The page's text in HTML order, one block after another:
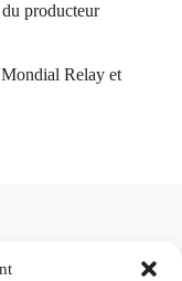
producteur
Relay et